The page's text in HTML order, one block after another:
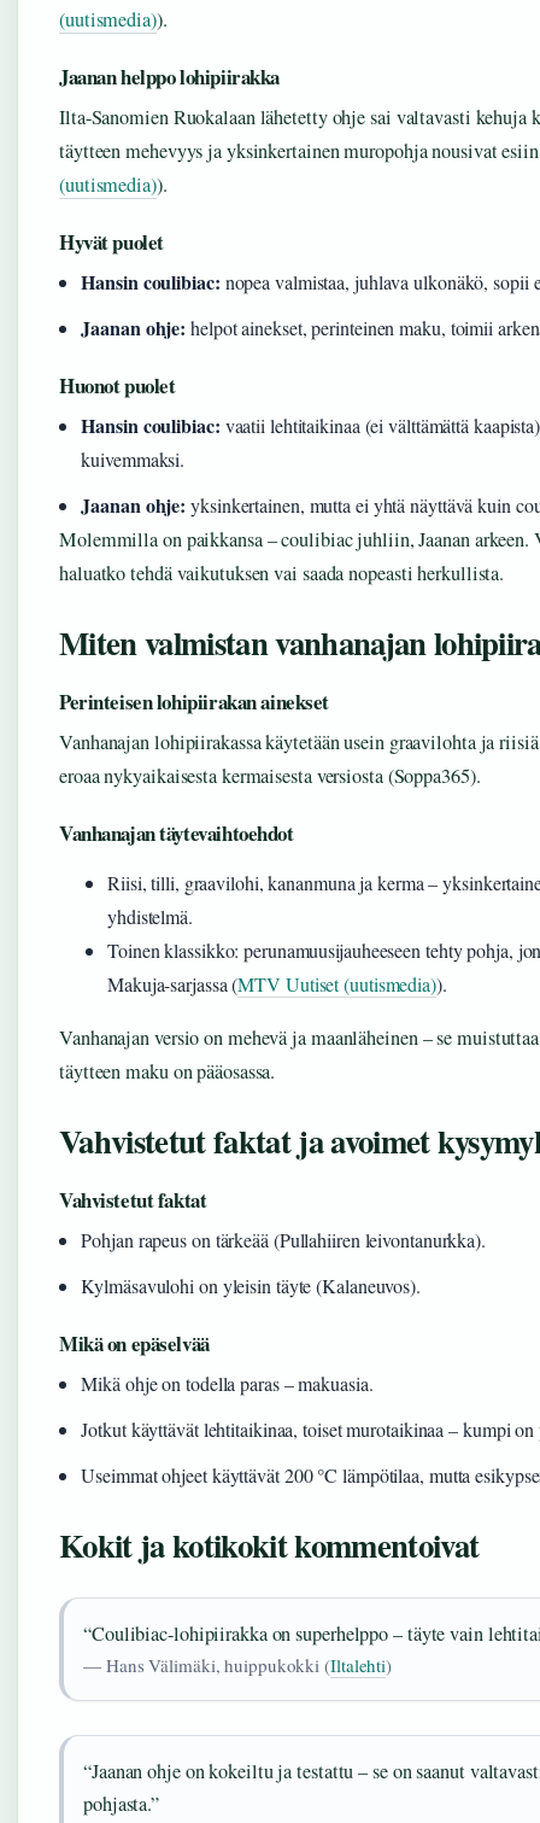
(uutismedia)).
Jaanan helppo lohipiirakka
Ilta-Sanomien Ruokalaan lähetetty ohje sai valtavasti kehuja
täytteen mehevyys ja yksinkertainen muropohja nousivat
(uutismedia)).
Hyvät puolet
Hansin coulibiac: nopea valmistaa, juhlava ulkonäkö, sopii
Jaanan ohje: helpot ainekset, perinteinen maku, toimii
Huonot puolet
Hansin coulibiac: vaatii lehtitaikinaa (ei välttämättä
kuivemmaksi.
Jaanan ohje: yksinkertainen, mutta ei yhtä näyttävä kuin
Molemmilla on paikkansa – coulibiac juhliin, Jaanan
haluatko tehdä vaikutuksen vai saada nopeasti herkullista.
Miten valmistan vanhanajan
Perinteisen lohipiirakan ainekset
Vanhanajan lohipiirakassa käytetään usein graavilohta ja
eroaa nykyaikaisesta kermaisesta versiosta (Soppa365).
Vanhanajan täytevaihtoehdot
Riisi, tilli, graavilohi, kananmuna ja kerma –
yhdistelmä.
Toinen klassikko: perunamuusijauheeseen tehty pohja,
Makuja-sarjassa (MTV Uutiset (uutismedia)).
Vanhanajan versio on mehevä ja maanläheinen – se
täytteen maku on pääosassa.
Vahvistetut faktat ja avoimet
Vahvistetut faktat
Pohjan rapeus on tärkeää (Pullahiiren leivontanurkka).
Kylmäsavulohi on yleisin täyte (Kalaneuvos).
Mikä on epäselvää
Mikä ohje on todella paras – makuasia.
Jotkut käyttävät lehtitaikinaa, toiset murotaikinaa – kumpi
Useimmat ohjeet käyttävät 200 °C lämpötilaa, mutta
Kokit ja kotikokit kommentoivat
“Coulibiac-lohipiirakka on superhelppo – täyte vain
— Hans Välimäki, huippukokki (Iltalehti)
“Jaanan ohje on kokeiltu ja testattu – se on saanut
pohjasta.”